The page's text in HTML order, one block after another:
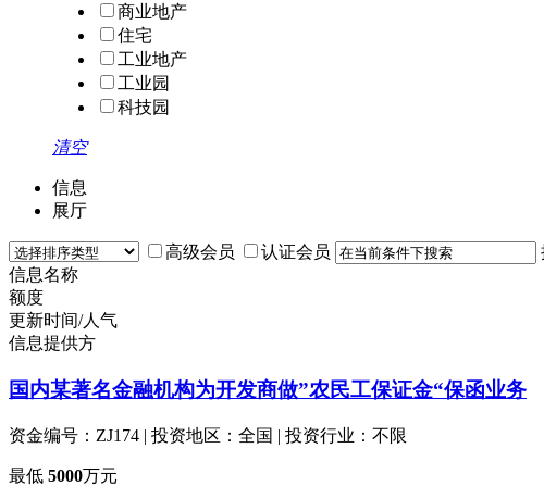
商业地产
住宅
工业地产
工业园
科技园
清空
信息
展厅
高级会员 认证会员
信息名称
额度
更新时间/人气
信息提供方
国内某著名金融机构为开发商做”农民工保证金“保函业务
资金编号：ZJ174 | 投资地区：全国 | 投资行业：不限
最低 5000万元